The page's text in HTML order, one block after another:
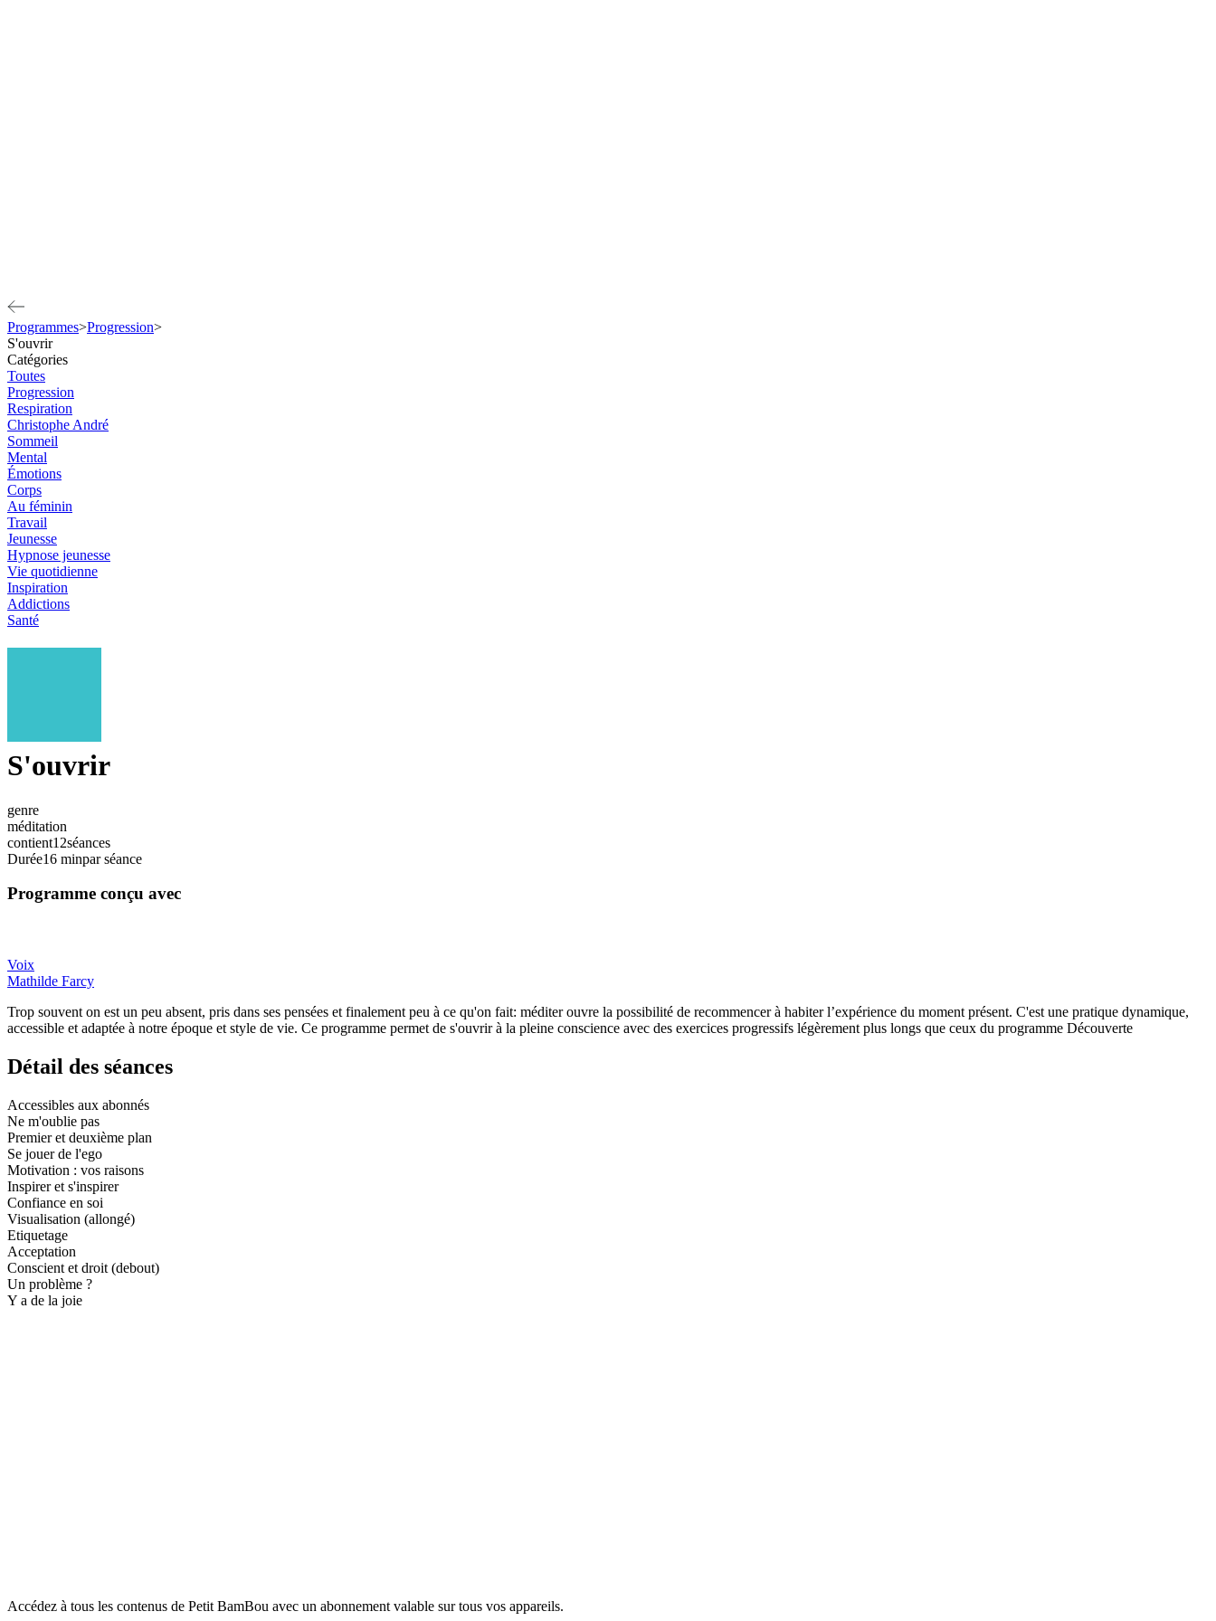
Programmes>Progression>
S'ouvrir
Catégories
Toutes
Progression
Respiration
Christophe André
Sommeil
Mental
Émotions
Corps
Au féminin
Travail
Jeunesse
Hypnose jeunesse
Vie quotidienne
Inspiration
Addictions
Santé
S'ouvrir
genre
méditation
contient12séances
Durée16 minpar séance
Programme conçu avec
Voix
Mathilde Farcy
Trop souvent on est un peu absent, pris dans ses pensées et finalement peu à ce qu'on fait: méditer ouvre la possibilité de recommencer à habiter l’expérience du moment présent. C'est une pratique dynamique,
accessible et adaptée à notre époque et style de vie. Ce programme permet de s'ouvrir à la pleine conscience avec des exercices progressifs légèrement plus longs que ceux du programme Découverte
Détail des séances
Accessibles aux abonnés
Ne m'oublie pas
Premier et deuxième plan
Se jouer de l'ego
Motivation : vos raisons
Inspirer et s'inspirer
Confiance en soi
Visualisation (allongé)
Etiquetage
Acceptation
Conscient et droit (debout)
Un problème ?
Y a de la joie
Accédez à tous les contenus de Petit BamBou avec un abonnement valable sur tous vos appareils.